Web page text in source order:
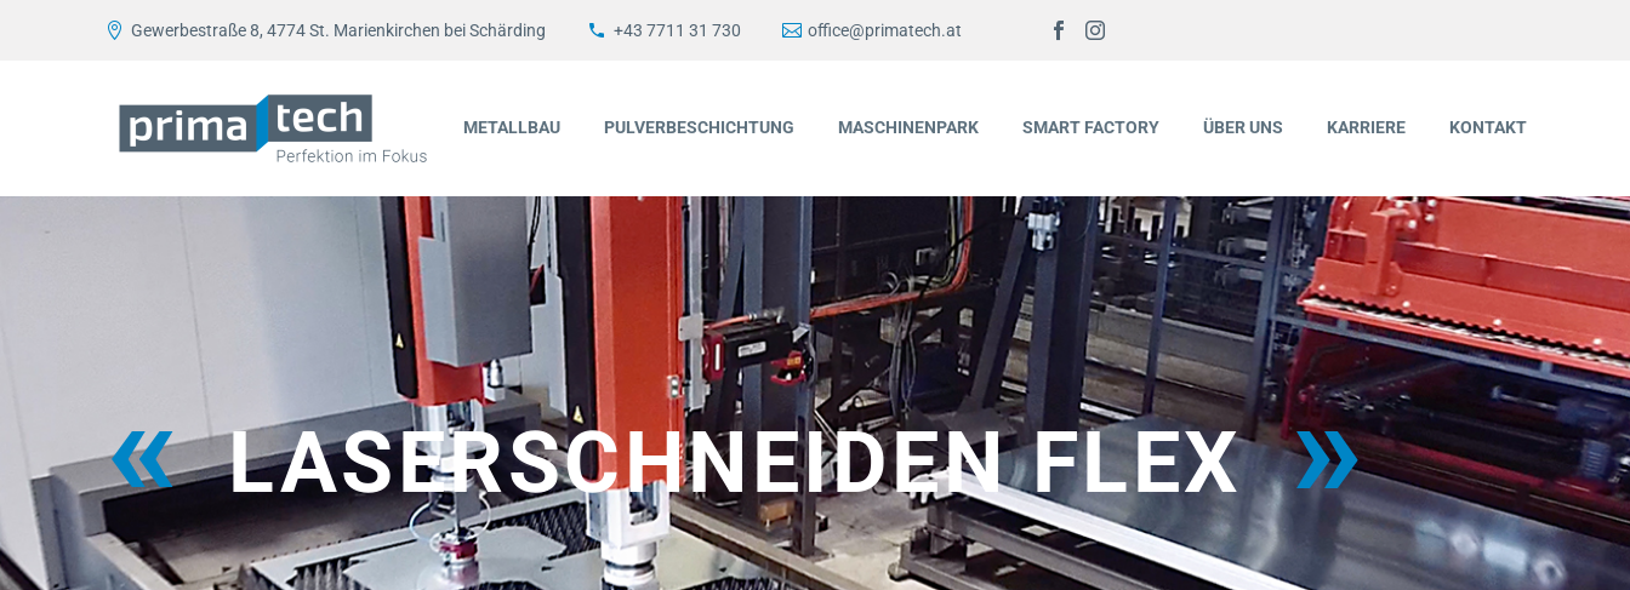
Gewerbestraße 8, 4774 St. Marienkirchen bei Schärding +43 7711 31 730 office@primatech.at
METALLBAU PULVERBESCHICHTUNG MASCHINENPARK SMART FACTORY ÜBER UNS KARRIERE KONTAKT
LASERSCHNEIDEN FLEX